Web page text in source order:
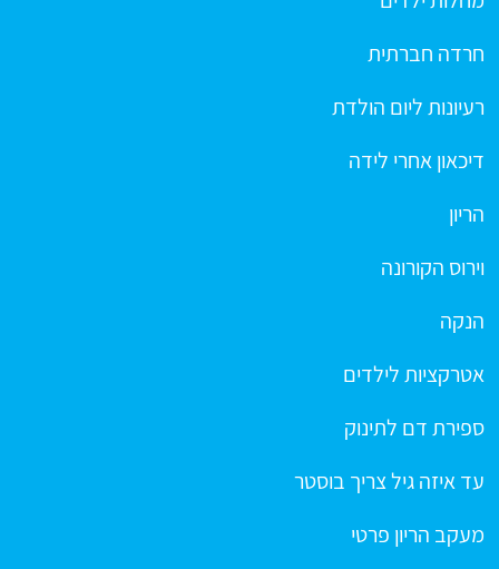
חרדה חברתית
רעיונות ליום הולדת
דיכאון אחרי לידה
הריון
וירוס הקורונה
הנקה
אטרקציות לילדים
ספירת דם לתינוק
עד איזה גיל צריך בוסטר
מעקב הריון פרטי